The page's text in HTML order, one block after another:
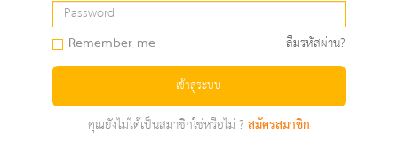
Remember me ลืมรหัสผ่าน?
เข้าสู่ระบบ
คุณยังไม่ได้เป็นสมาชิกใช่หรือไม่ ?สมัครสมาชิก